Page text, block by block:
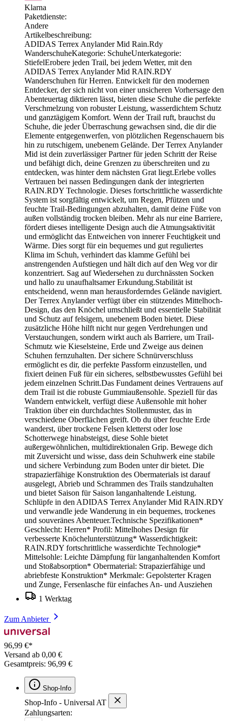
Klarna
Paketdienste:
Andere
Artikelbeschreibung:
ADIDAS Terrex Anylander Mid Rain.Rdy
WanderschuheKategorie: SchuheUnterkategorie:
StiefelErobere jeden Trail, bei jedem Wetter, mit den
ADIDAS Terrex Anylander Mid RAIN.RDY
Wanderschuhen für Herren. Entwickelt für den modernen
Entdecker, der sich nicht von einer unsicheren Vorhersage den
Abenteuertag diktieren lässt, bieten diese Schuhe die perfekte
Verschmelzung von robuster Leistung, wasserdichtem Schutz
und ganztägigem Komfort. Wenn der Trail ruft, brauchst du
Schuhe, die jeder Überraschung gewachsen sind, die dir die
Elemente entgegenwerfen, von plötzlichen Regenschauern bis
hin zu rutschigem, unebenem Gelände. Der Terrex Anylander
Mid ist dein zuverlässiger Partner für jeden Schritt der Reise
und befähigt dich, deine Grenzen zu überschreiten und zu
entdecken, was hinter dem nächsten Grat liegt.Erlebe volles
Vertrauen bei nassen Bedingungen dank der integrierten
RAIN.RDY Technologie. Dieses fortschrittliche wasserdichte
System ist sorgfältig entwickelt, um Regen, Pfützen und
feuchte Trail-Bedingungen abzuhalten, damit deine Füße von
außen vollständig trocken bleiben. Mehr als nur eine Barriere,
fördert dieses intelligente Design auch die Atmungsaktivität
und ermöglicht das Entweichen von innerer Feuchtigkeit und
Wärme. Dies sorgt für ein bequemes und gut reguliertes
Klima im Schuh, verhindert das klamme Gefühl bei
anstrengenden Aufstiegen und hält dich auf den Weg vor dir
konzentriert. Sag auf Wiedersehen zu durchnässten Socken
und hallo zu unaufhaltsamer Erkundung.Stabilität ist
entscheidend, wenn man herausforderndes Gelände navigiert.
Der Terrex Anylander verfügt über ein stützendes Mittelhoch-
Design, das den Knöchel umschließt und essentielle Stabilität
und Schutz auf felsigem, unebenem Boden bietet. Diese
zusätzliche Höhe hilft nicht nur gegen Verdrehungen und
Verstauchungen, sondern wirkt auch als Barriere, um Trail-
Schmutz wie Kieselsteine, Erde und Zweige aus deinen
Schuhen fernzuhalten. Der sichere Schnürverschluss
ermöglicht es dir, die perfekte Passform einzustellen, und
fixiert deinen Fuß für ein sicheres, selbstbewusstes Gefühl bei
jedem einzelnen Schritt.Das Fundament deines Vertrauens auf
dem Trail ist die robuste Gummiaußensohle. Speziell für das
Wandern entwickelt, verfügt diese Außensohle mit hoher
Traktion über ein durchdachtes Stollenmuster, das in
verschiedene Oberflächen greift. Ob du über feuchte Erde
wanderst, über trockene Felsen kletterst oder lose
Schotterwege hinabsteigst, diese Sohle bietet
außergewöhnlichen, multidirektionalen Grip. Bewege dich
mit Zuversicht und wisse, dass dein Schuhwerk eine stabile
und sichere Verbindung zum Boden unter dir bietet. Die
strapazierfähige Konstruktion des Obermaterials ist darauf
ausgelegt, Abrieb und Schrammen des Trails standzuhalten
und bietet Saison für Saison langanhaltende Leistung.
Schlüpfe in den ADIDAS Terrex Anylander Mid RAIN.RDY
und verwandle jede Wanderung in ein bequemes, trockenes
und souveränes Abenteuer.Technische Spezifikationen*
Geschlecht: Herren* Profil: Mittelhohes Design für
verbesserte Knöchelunterstützung* Wasserdichtigkeit:
RAIN.RDY fortschrittliche wasserdichte Technologie*
Mittelsohle: Leichte Dämpfung für langanhaltenden Komfort
und Stoßabsorption* Obermaterial: Strapazierfähige und
abriebfeste Konstruktion* Merkmale: Gepolsterter Kragen
und Zunge, Fersenlasche für einfaches An- und Ausziehen
1 Werktag
Zum Anbieter
96,99 €*
Versand ab 0,00 €
Gesamtpreis: 96,99 €
Shop-Info
Shop-Info - Universal AT
Zahlungsarten: